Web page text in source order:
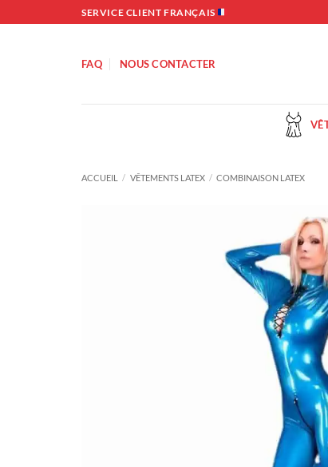
au
SERVICE CLIENT FRANÇAIS
FAQ NOUS CONTACTER
ACCUEIL / VÊTEMENTS LATEX / COMBINAISON LATEX